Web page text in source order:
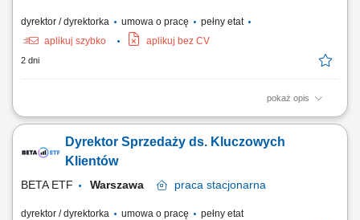
dyrektor / dyrektorka umowa o pracę
pełny etat
aplikuj szybko
aplikuj bez CV
2 dni
pokaż opis
Opis stanowiska Kompleksowe zarządzanie codzienną pracą oraz
Koordynowanie działań zespołu handlowców, wyznaczanie celów
sprzedażowych oraz bieżący monitoring trendów rynkowych.
Dyrektor Sprzedaży ds. Kluczowych
Klientów
BETA ETF Warszawa praca stacjonarna
dyrektor / dyrektorka umowa o pracę pełny etat